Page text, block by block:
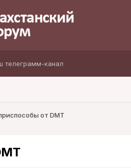
телеграмм-канал
от DMT